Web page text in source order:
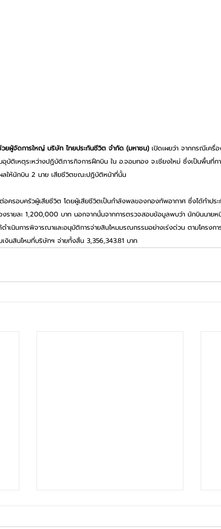
ยผู้จัดการใหญ่ บริษัท ไทยประกันชีวิต จำกัด (มหาชน) เปิดเผยว่า จากกรณีเครื่
บัติเหตุระหว่างปฏิบัติภารกิจการฝึกบิน ใน อ.จอมทอง จ.เชียงใหม่ ซึ่งเป็นพื้นที่
ลให้นักบิน 2 นาย เสียชีวิตขณะปฏิบัติหน้าที่นั้น
อครอบครัวผู้เสียชีวิต โดยผู้เสียชีวิตเป็นกำลังพลของกองทัพอากาศ ซึ่งได้ทำปร
รายละ 1,200,000 บาท นอกจากนั้นจากการตรวจสอบข้อมูลพบว่า นักบินนายห
ำเนินการพิจารณาและอนุมัติการจ่ายสินไหมมรณกรรมอย่างเร่งด่วน ตามโครงก
งินสินไหมที่บริษัทฯ จ่ายทั้งสิ้น 3,356,343.81 บาท